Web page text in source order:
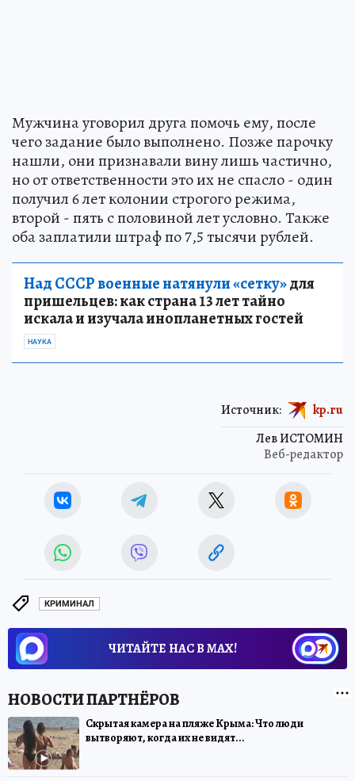
Мужчина уговорил друга помочь ему, после
чего задание было выполнено. Позже парочку
нашли, они признавали вину лишь частично,
но от ответственности это их не спасло - один
получил 6 лет колонии строгого режима,
второй - пять с половиной лет условно. Также
оба заплатили штраф по 7,5 тысячи рублей.
Над СССР военные натянули «сетку»для
пришельцев: как страна 13 лет тайно
искала и изучала инопланетных гостей
НАУКА
Лев ИСТОМИН
Веб-редактор
Источник: kp.ru
КРИМИНАЛ
ЧИТАЙТЕ НАС В МАХ!
Скрытая камера на пляже Крыма: Что люди
вытворяют, когда их не видят...